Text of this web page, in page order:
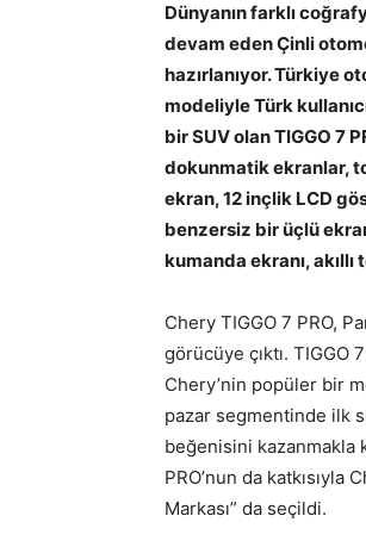
Dünyanın farklı
devam eden Çinli
hazırlanıyor. Türkiye
modeliyle Türk
bir SUV olan TIGGO 7
dokunmatik ekranlar,
ekran, 12 inçlik LCD
benzersiz bir üçlü
kumanda ekranı,
Chery TIGGO 7 PRO,
görücüye çıktı. TIGGO
Chery’nin popüler bir
pazar segmentinde ilk
beğenisini kazanmakla
PRO’nun da
Markası” da seçildi.